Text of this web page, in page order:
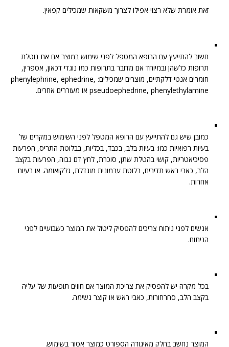
זאת אומרת שלא רצוי אפילו לצרוך משקאות שמכילים קפאין.
חשוב להתייעץ עם הרופא המטפל לפני שימוש במוצר אם את נוטלת
תרופות כלשהן ובמיוחד אם מדובר בתרופות כמו נוגדי דכאון, אספרין,
חומרים אנטי דלקתיים, מוצרים שמכילים: phenylephrine, ephedrine,
pseudoephedrine, phenylethylamine או מעוררים אחרים.
כמובן שיש גם להתייעץ עם הרופא המטפל לפני השימוש במקרים של
בעיות רפואיות כמו: בעיות בלב, בכבד, בכליות, בבלוטת התריס, הפרעות
פסיכיאטריות, קושי בהטלת שתן, סוכרת, לחץ דם גבוה, הפרעות בקצב
הלב, כאבי ראש תדירים, בלוטת ערמונית מוגדלת, גלקואומה. או בעיות
אחרות.
אנשים לפני ניתוח צריכים להפסיק ליטול את המוצר כשבועיים לפני
הניתוח.
בכל מקרה יש להפסיק את צריכת המוצר אם חווים תופעות של עליה
בקצב הלב, סחרחורות, כאבי ראש או קוצר נשימה.
המוצר נחשב בחלק מאיגודה הספורט כמוצר אסור בשימוש.